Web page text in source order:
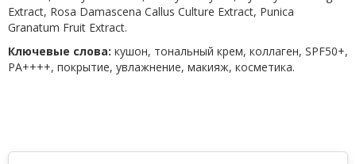
Extract, Rosa Damascena Callus Culture Extract, Punica
Granatum Fruit Extract.
Ключевые слова: кушон, тональный крем, коллаген, SPF50+,
PA++++, покрытие, увлажнение, макияж, косметика.